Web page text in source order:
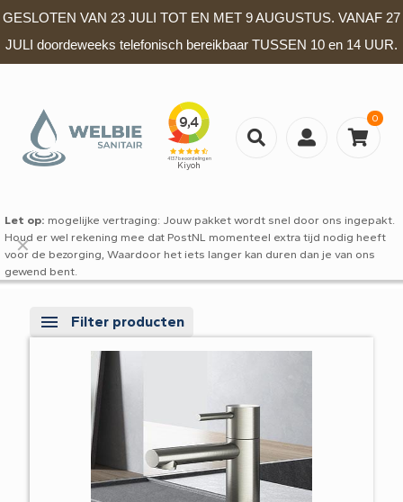
GESLOTEN VAN 23 JULI TOT EN MET 9 AUGUSTUS. VANAF 27
JULI doordeweeks telefonisch bereikbaar TUSSEN 10 en 14 UUR.
0
Let op: mogelijke vertraging: Jouw pakket wordt snel door ons ingepakt.
Houd er wel rekening mee dat PostNL momenteel extra tijd nodig heeft
voor de bezorging, Waardoor het iets langer kan duren dan je van ons
gewend bent.
✕
Filter producten